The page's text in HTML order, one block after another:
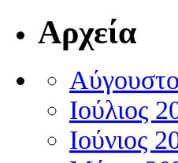
Αρχεία
Ιούλιος
Ιούνιος